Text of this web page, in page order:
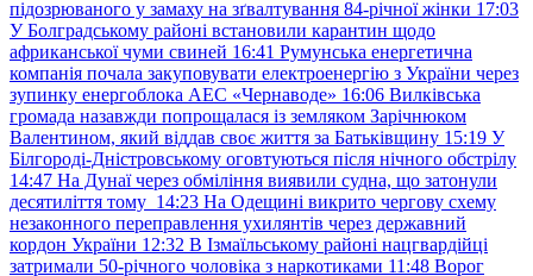
підозрюваного у замаху на зґвалтування 84-річної жінки 17:03
У Болградському районі встановили карантин щодо
африканської чуми свиней 16:41 Румунська енергетична
компанія почала закуповувати електроенергію з України через
зупинку енергоблока АЕС «Чернаводе» 16:06 Вилківська
громада назавжди попрощалася із земляком Зарічнюком
Валентином, який віддав своє життя за Батьківщину 15:19 У
Білгороді-Дністровському оговтуються після нічного обстрілу
14:47 На Дунаї через обміління виявили судна, що затонули
десятиліття тому 14:23 На Одещині викрито чергову схему
незаконного переправлення ухилянтів через державний
кордон України 12:32 В Ізмаїльському районі нацгвардійці
затримали 50-річного чоловіка з наркотиками 11:48 Ворог